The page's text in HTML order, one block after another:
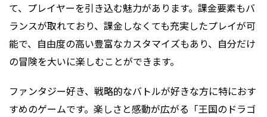
て、プレイヤーを引き込む魅力があります。課金要素もバ
ランスが取れており、課金しなくても充実したプレイが可
能で、自由度の高い豊富なカスタマイズもあり、自分だけ
の冒険を大いに楽しむことができます。
ファンタジー好き、戦略的なバトルが好きな方に特におす
すめのゲームです。楽しさと感動が広がる「王国のドラゴ